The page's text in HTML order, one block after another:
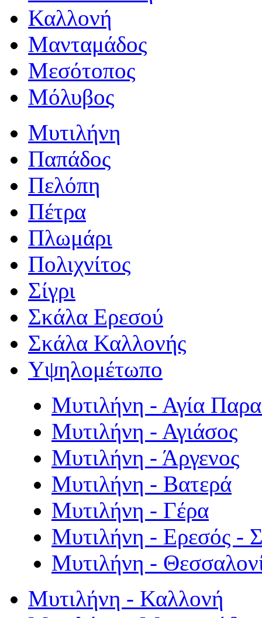
Καλλονή
Μανταμάδος
Μεσότοπος
Μόλυβος
Μυτιλήνη
Παπάδος
Πελόπη
Πέτρα
Πλωμάρι
Πολιχνίτος
Σίγρι
Σκάλα Ερεσού
Σκάλα Καλλονής
Υψηλομέτωπο
Μυτιλήνη - Αγία
Μυτιλήνη - Αγιάσος
Μυτιλήνη - Άργενος
Μυτιλήνη - Βατερά
Μυτιλήνη - Γέρα
Μυτιλήνη - Ερεσός -
Μυτιλήνη -
Μυτιλήνη - Καλλονή